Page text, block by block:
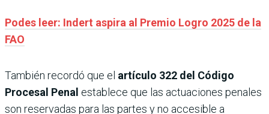
Podes leer: Indert aspira al Premio Logro 2025 de la
FAO
También recordó que el artículo 322 del Código
Procesal Penal establece que las actuaciones penales
son reservadas para las partes y no accesible a